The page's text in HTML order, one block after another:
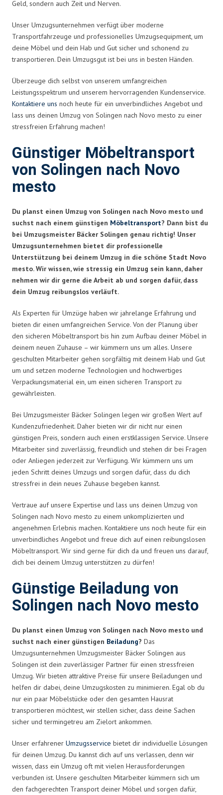
Geld, sondern auch Zeit und Nerven.
Unser Umzugsunternehmen verfügt über moderne
Transportfahrzeuge und professionelles Umzugsequipment, um
deine Möbel und dein Hab und Gut sicher und schonend zu
transportieren. Dein Umzugsgut ist bei uns in besten Händen.
Überzeuge dich selbst von unserem umfangreichen
Leistungsspektrum und unserem hervorragenden Kundenservice.
Kontaktiere uns noch heute für ein unverbindliches Angebot und
lass uns deinen Umzug von Solingen nach Novo mesto zu einer
stressfreien Erfahrung machen!
Günstiger Möbeltransport
von Solingen nach Novo
mesto
Du planst einen Umzug von Solingen nach Novo mesto und
suchst nach einem günstigen Möbeltransport? Dann bist du
bei Umzugsmeister Bäcker Solingen genau richtig! Unser
Umzugsunternehmen bietet dir professionelle
Unterstützung bei deinem Umzug in die schöne Stadt Novo
mesto. Wir wissen, wie stressig ein Umzug sein kann, daher
nehmen wir dir gerne die Arbeit ab und sorgen dafür, dass
dein Umzug reibungslos verläuft.
Als Experten für Umzüge haben wir jahrelange Erfahrung und
bieten dir einen umfangreichen Service. Von der Planung über
den sicheren Möbeltransport bis hin zum Aufbau deiner Möbel in
deinem neuen Zuhause – wir kümmern uns um alles. Unsere
geschulten Mitarbeiter gehen sorgfältig mit deinem Hab und Gut
um und setzen moderne Technologien und hochwertiges
Verpackungsmaterial ein, um einen sicheren Transport zu
gewährleisten.
Bei Umzugsmeister Bäcker Solingen legen wir großen Wert auf
Kundenzufriedenheit. Daher bieten wir dir nicht nur einen
günstigen Preis, sondern auch einen erstklassigen Service. Unsere
Mitarbeiter sind zuverlässig, freundlich und stehen dir bei Fragen
oder Anliegen jederzeit zur Verfügung. Wir kümmern uns um
jeden Schritt deines Umzugs und sorgen dafür, dass du dich
stressfrei in dein neues Zuhause begeben kannst.
Vertraue auf unsere Expertise und lass uns deinen Umzug von
Solingen nach Novo mesto zu einem unkomplizierten und
angenehmen Erlebnis machen. Kontaktiere uns noch heute für ein
unverbindliches Angebot und freue dich auf einen reibungslosen
Möbeltransport. Wir sind gerne für dich da und freuen uns darauf,
dich bei deinem Umzug unterstützen zu dürfen!
Günstige Beiladung von
Solingen nach Novo mesto
Du planst einen Umzug von Solingen nach Novo mesto und
suchst nach einer günstigen Beiladung? Das
Umzugsunternehmen Umzugsmeister Bäcker Solingen aus
Solingen ist dein zuverlässiger Partner für einen stressfreien
Umzug. Wir bieten attraktive Preise für unsere Beiladungen und
helfen dir dabei, deine Umzugskosten zu minimieren. Egal ob du
nur ein paar Möbelstücke oder den gesamten Hausrat
transportieren möchtest, wir stellen sicher, dass deine Sachen
sicher und termingetreu am Zielort ankommen.
Unser erfahrener Umzugsservice bietet dir individuelle Lösungen
für deinen Umzug. Du kannst dich auf uns verlassen, denn wir
wissen, dass ein Umzug oft mit vielen Herausforderungen
verbunden ist. Unsere geschulten Mitarbeiter kümmern sich um
den fachgerechten Transport deiner Möbel und sorgen dafür,